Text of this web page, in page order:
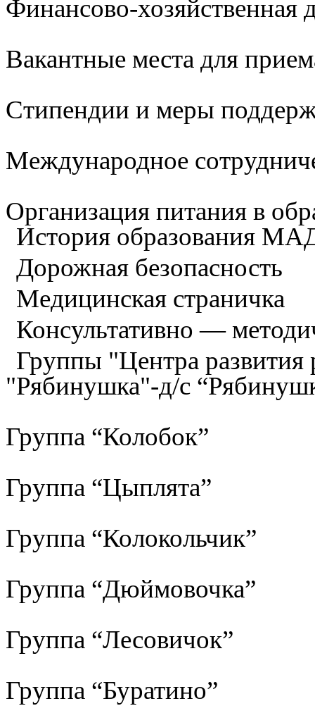
Финансово-хозяйственная
Вакантные места для
Стипендии и меры
Международное
Организация питания в
История образования
Дорожная безопасность
Медицинская страничка
Консультативно —
Группы "Центра развития
"Рябинушка"-д/с
Группа “Колобок”
Группа “Цыплята”
Группа “Колокольчик”
Группа “Дюймовочка”
Группа “Лесовичок”
Группа “Буратино”